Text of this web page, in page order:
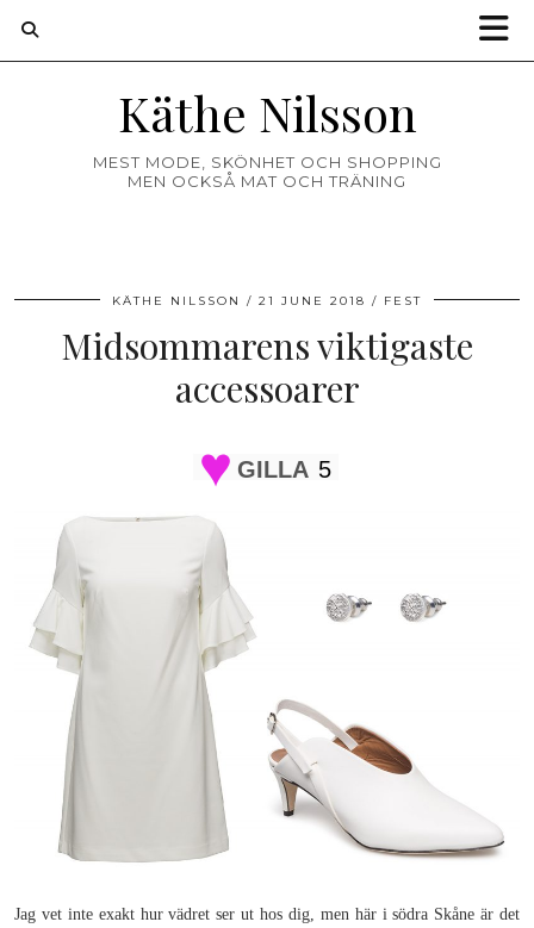
Käthe Nilsson
MEST MODE, SKÖNHET OCH SHOPPING
MEN OCKSÅ MAT OCH TRÄNING
KÄTHE NILSSON 21 JUNE 2018 FEST
Midsommarens viktigaste
accessoarer
GILLA 5
Jag vet inte exakt hur vädret ser ut hos dig, men här i södra Skåne är det